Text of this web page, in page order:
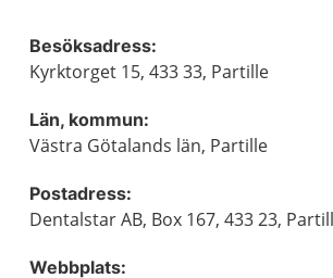
Besöksadress:
Kyrktorget 15, 433 33, Partille
Län, kommun:
Västra Götalands län, Partille
Postadress:
Dentalstar AB, Box 167, 433 23,
Webbplats: